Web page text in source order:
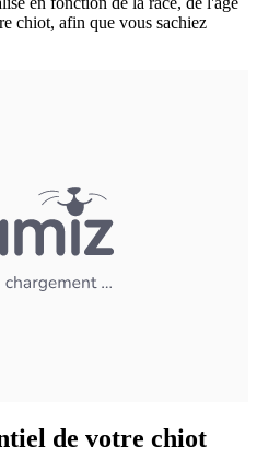
chiot, afin que vous sachiez
de votre chiot